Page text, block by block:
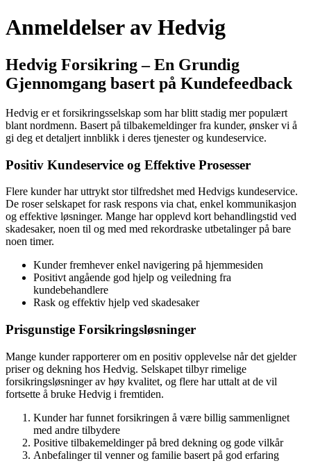
Anmeldelser av Hedvig
Hedvig Forsikring – En Grundig
Gjennomgang basert på Kundefeedback
Hedvig er et forsikringsselskap som har blitt stadig mer populært
blant nordmenn. Basert på tilbakemeldinger fra kunder, ønsker vi å
gi deg et detaljert innblikk i deres tjenester og kundeservice.
Positiv Kundeservice og Effektive Prosesser
Flere kunder har uttrykt stor tilfredshet med Hedvigs kundeservice.
De roser selskapet for rask respons via chat, enkel kommunikasjon
og effektive løsninger. Mange har opplevd kort behandlingstid ved
skadesaker, noen til og med med rekordraske utbetalinger på bare
noen timer.
Kunder fremhever enkel navigering på hjemmesiden
Positivt angående god hjelp og veiledning fra
kundebehandlere
Rask og effektiv hjelp ved skadesaker
Prisgunstige Forsikringsløsninger
Mange kunder rapporterer om en positiv opplevelse når det gjelder
priser og dekning hos Hedvig. Selskapet tilbyr rimelige
forsikringsløsninger av høy kvalitet, og flere har uttalt at de vil
fortsette å bruke Hedvig i fremtiden.
Kunder har funnet forsikringen å være billig sammenlignet
med andre tilbydere
Positive tilbakemeldinger på bred dekning og gode vilkår
Anbefalinger til venner og familie basert på god erfaring